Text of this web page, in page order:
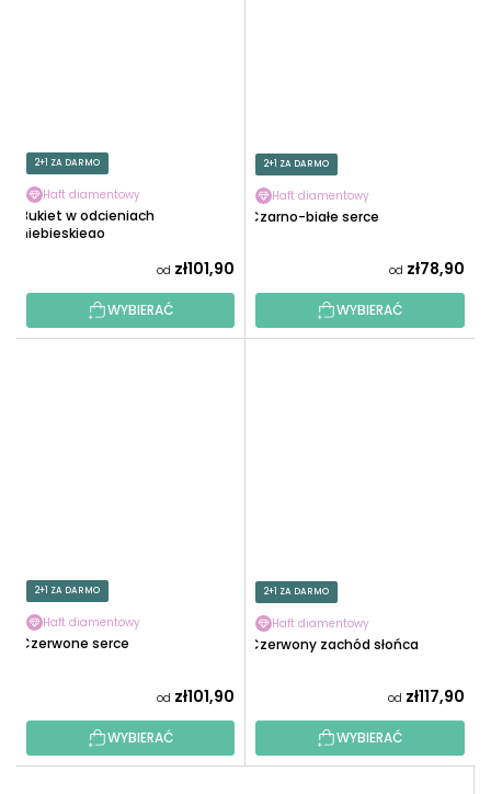
2+1 ZA DARMO
Haft diamentowy
Bukiet w odcieniach
niebieskiego
od zł101,90
WYBIERAĆ
2+1 ZA DARMO
Haft diamentowy
Czarno-białe serce
od zł78,90
WYBIERAĆ
2+1 ZA DARMO
Haft diamentowy
Czerwone serce
od zł101,90
WYBIERAĆ
2+1 ZA DARMO
Haft diamentowy
Czerwony zachód słońca
od zł117,90
WYBIERAĆ